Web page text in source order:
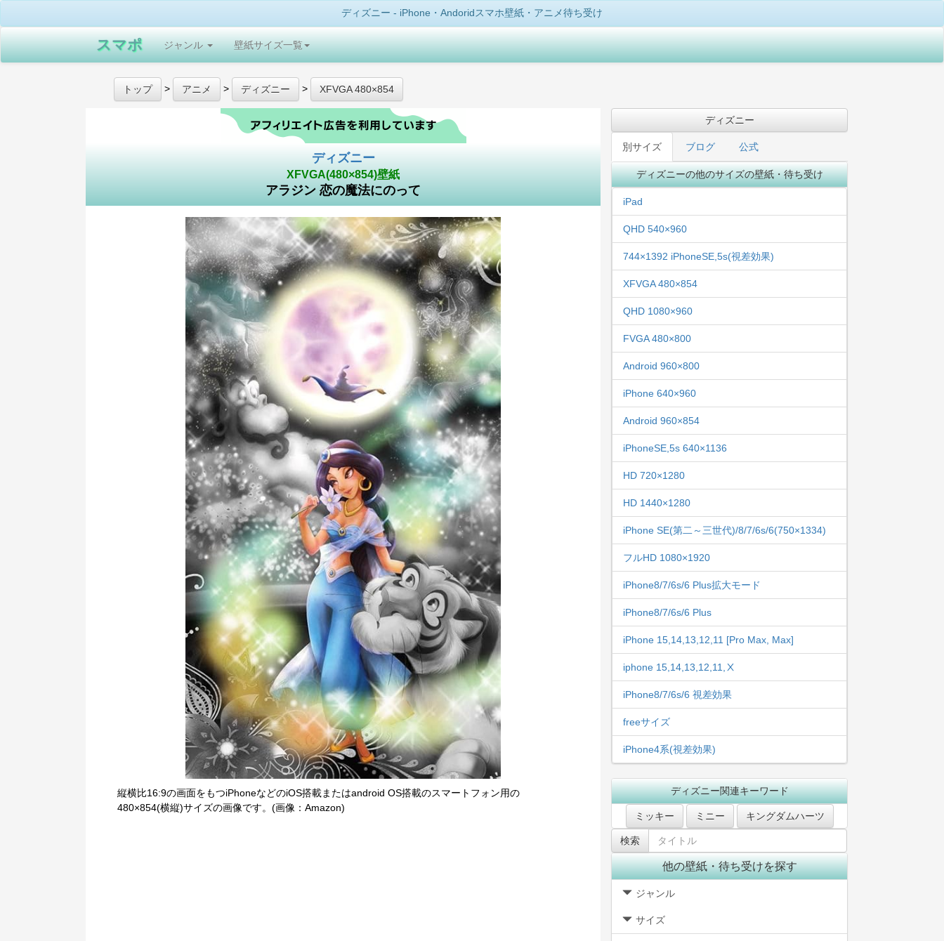
ディズニー - iPhone・Andoridスマホ壁紙・アニメ待ち受け
スマポ ジャンル 壁紙サイズ一覧
トップ > アニメ > ディズニー > XFVGA 480×854
ディズニー
XFVGA(480×854)壁紙
アラジン 恋の魔法にのって
縦横比16:9の画面をもつiPhoneなどのiOS搭載またはandroid OS搭載のスマートフォン用の
480×854(横縦)サイズの画像です。(画像：Amazon)
ディズニー
別サイズ ブログ 公式
ディズニーの他のサイズの壁紙・待ち受け
iPad
QHD 540×960
744×1392 iPhoneSE,5s(視差効果)
XFVGA 480×854
QHD 1080×960
FVGA 480×800
Android 960×800
iPhone 640×960
Android 960×854
iPhoneSE,5s 640×1136
HD 720×1280
HD 1440×1280
iPhone SE(第二～三世代)/8/7/6s/6(750×1334)
フルHD 1080×1920
iPhone8/7/6s/6 Plus拡大モード
iPhone8/7/6s/6 Plus
iPhone 15,14,13,12,11 [Pro Max, Max]
iphone 15,14,13,12,11,Ⅹ
iPhone8/7/6s/6 視差効果
freeサイズ
iPhone4系(視差効果)
ディズニー関連キーワード
ミッキー ミニー キングダムハーツ
他の壁紙・待ち受けを探す
ジャンル
サイズ